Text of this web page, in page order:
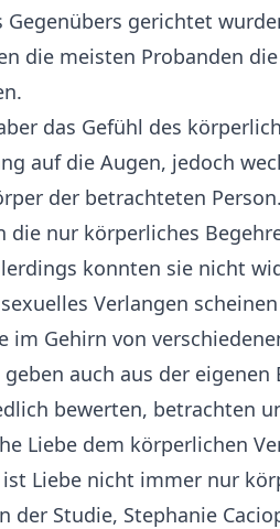
Gegenübers gerichtet
die meisten Probanden
das Gefühl des
auf die Augen, jedoch
der betrachteten
die nur körperliches
konnten sie nicht
Verlangen
im Gehirn von
auch aus der
bewerten, betrachten
Liebe dem körperlichen
Liebe nicht immer nur
der Studie, Stephanie